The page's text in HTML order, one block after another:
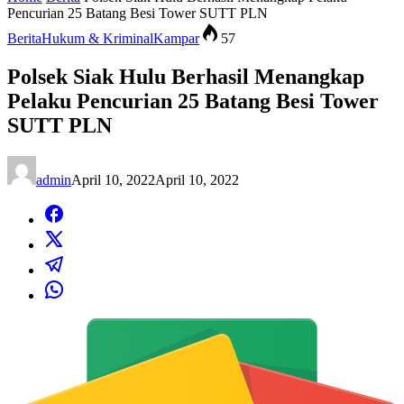
Pencurian 25 Batang Besi Tower SUTT PLN
BeritaHukum & KriminalKampar 57
Polsek Siak Hulu Berhasil Menangkap
Pelaku Pencurian 25 Batang Besi Tower
SUTT PLN
adminApril 10, 2022April 10, 2022